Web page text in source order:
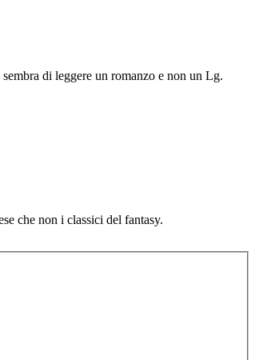
di leggere un romanzo e non un Lg.
che non i classici del fantasy.